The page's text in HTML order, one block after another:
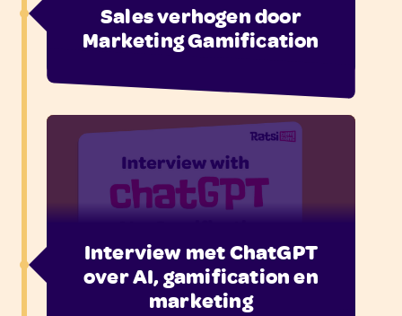
Sales verhogen door
Marketing Gamification
Interview met ChatGPT
over AI, gamification en
marketing